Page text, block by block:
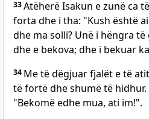
33Atëherë Isakun e zunë ca
forta dhe i tha: "Kush është
dhe ma solli? Unë i hëngra
dhe e bekova; dhe i bekuar
34 Me të dëgjuar fjalët e të
të fortë dhe shumë të
"Bekomë edhe mua, ati im!".